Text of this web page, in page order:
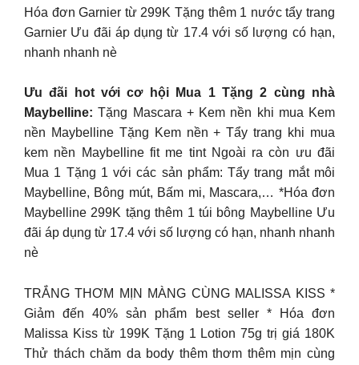
Hóa đơn Garnier từ 299K Tặng thêm 1 nước tẩy trang
Garnier Ưu đãi áp dụng từ 17.4 với số lượng có hạn,
nhanh nhanh nè
Ưu đãi hot với cơ hội Mua 1 Tặng 2 cùng nhà
Maybelline: Tặng Mascara + Kem nền khi mua Kem
nền Maybelline Tặng Kem nền + Tẩy trang khi mua
kem nền Maybelline fit me tint Ngoài ra còn ưu đãi
Mua 1 Tặng 1 với các sản phẩm: Tẩy trang mắt môi
Maybelline, Bông mút, Bấm mi, Mascara,… *Hóa đơn
Maybelline 299K tặng thêm 1 túi bông Maybelline Ưu
đãi áp dụng từ 17.4 với số lượng có hạn, nhanh nhanh
nè
TRẮNG THƠM MỊN MÀNG CÙNG MALISSA KISS *
Giảm đến 40% sản phẩm best seller * Hóa đơn
Malissa Kiss từ 199K Tặng 1 Lotion 75g trị giá 180K
Thử thách chăm da body thêm thơm thêm mịn cùng